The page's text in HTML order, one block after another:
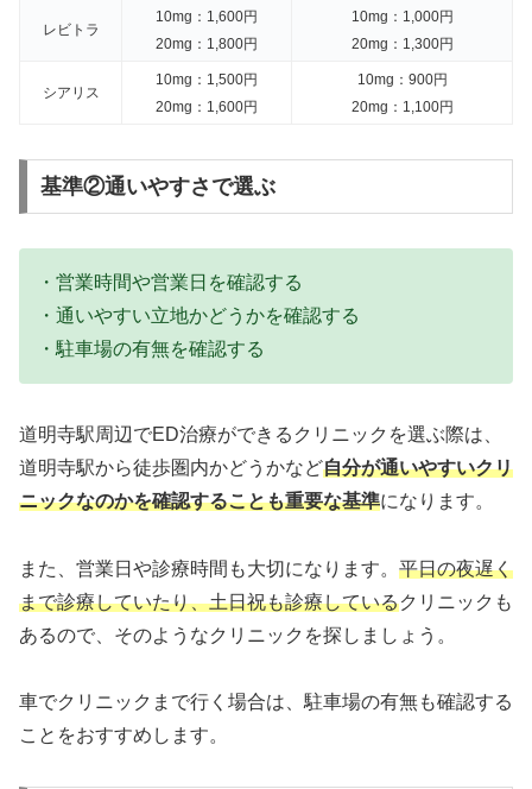
レビトラ
10mg：1,600円
20mg：1,800円
10mg：1,000円
20mg：1,300円
シアリス
10mg：1,500円
20mg：1,600円
10mg：900円
20mg：1,100円
基準②通いやすさで選ぶ
・営業時間や営業日を確認する
・通いやすい立地かどうかを確認する
・駐車場の有無を確認する
道明寺駅周辺でED治療ができるクリニックを選ぶ際は、
道明寺駅から徒歩圏内かどうかなど自分が通いやすいクリ
ニックなのかを確認することも重要な基準になります。
また、営業日や診療時間も大切になります。 平日の夜遅く
まで診療していたり、土日祝も診療しているクリニックも
あるので、そのようなクリニックを探しましょう。
車でクリニックまで行く場合は、駐車場の有無も確認する
ことをおすすめします。